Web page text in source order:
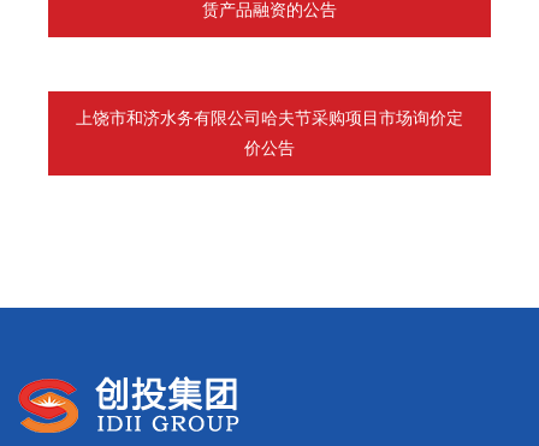
赁产品融资的公告
上饶市和济水务有限公司哈夫节采购项目市场询价定
价公告